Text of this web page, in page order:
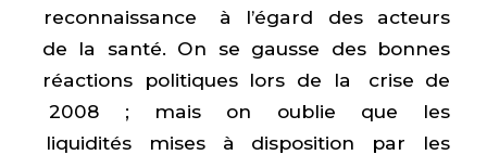
reconnaissance à l’égard des acteurs
de la santé. On se gausse des bonnes
réactions politiques lors de la crise de
2008 ; mais on oublie que les
liquidités mises à disposition par les